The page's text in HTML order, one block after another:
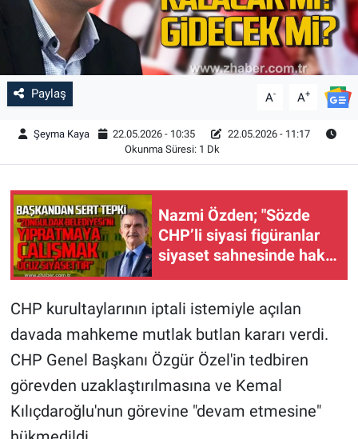
Paylaş A- A+
Şeyma Kaya 22.05.2026 - 10:35
22.05.2026 - 11:17
Okunma Süresi: 1 Dk
Nazmi Özden; "Sözde
CHP’li siyasi figüranlar
siyaset sahnesinde hak
CHP kurultaylarının iptali istemiyle açılan
davada mahkeme mutlak butlan kararı verdi.
CHP Genel Başkanı Özgür Özel'in tedbiren
görevden uzaklaştırılmasına ve Kemal
Kılıçdaroğlu'nun görevine "devam etmesine"